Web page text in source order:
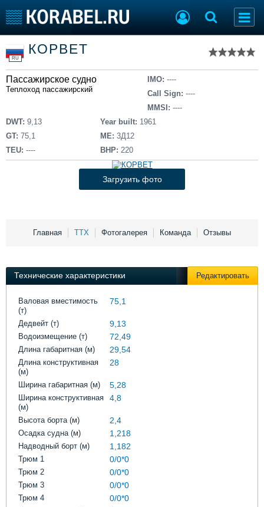
Тип судна
Добавить судно
Добавить проект
Последние 100
Пульс
Новости
Компании
Репутация
Торговая площадка
Доска объявлений
Продажа флота
Оборудование
Изделия
Материалы
Услуги
Выставки и семинары
Личности
Словарь
Галерея флота
Форум
RU
КОРВЕТ
Пассажирское судно
Теплоход пассажирский
IMO: ----
Call Sign: ----
MMSI: ----
DWT: 9,13
GT: 75,1
TEU: ----
Year built: 1961
ME: 3Д12
BHP: 220
Загрузить фото
Главная ТТХ Фотогалерея Команда Отзывы
Технические характеристики Редактировать
Валовая вместимость
(т)
75,1
Дедвейт (т) 9,13
Водоизмещение (т) 72,49
Длина габаритная (м) 29,54
Длина конструктивная
(м)
28
Ширина габаритная (м) 5,28
Ширина конструктивная
(м)
4,8
Высота борта (м) 2,4
Осадка судна (м) 1,218
Надводный борт (м) 1,182
Трюм 1 0/0*0
Трюм 2 0/0*0
Трюм 3 0/0*0
Трюм 4 0/0*0